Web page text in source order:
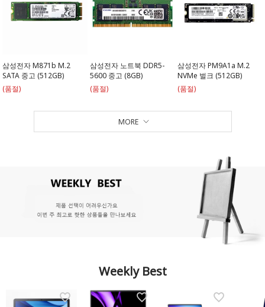
삼성전자 M871b M.2
SATA 중고 (512GB)
(품절)
삼성전자 노트북 DDR5-
5600 중고 (8GB)
(품절)
삼성전자 PM9A1a M.2
NVMe 벌크 (512GB)
(품절)
MORE
Weekly Best